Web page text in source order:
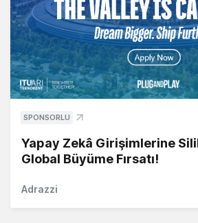
SPONSORLU
Yapay Zekâ Girişimlerine
Global Büyüme Fırsatı!
Adrazzi